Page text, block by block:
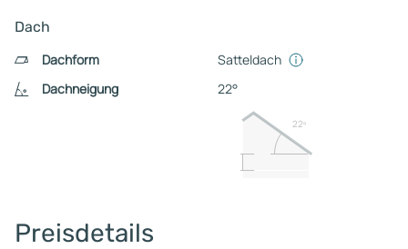
Dach
Dachform
Satteldach
Dachneigung
22°
22º
Preisdetails